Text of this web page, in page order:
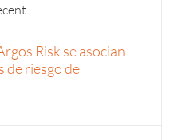
Risk se asocian
de riesgo de